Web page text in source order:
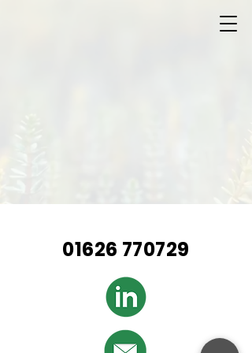
01626 770729